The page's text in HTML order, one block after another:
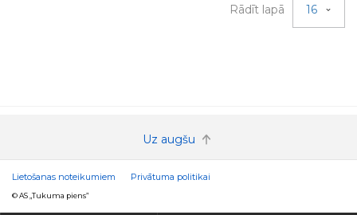
Rādīt lapā 16
Uz augšu
Lietošanas noteikumiem Privātuma politikai
© AS „Tukuma piens”